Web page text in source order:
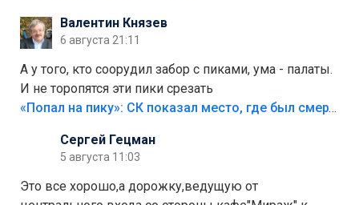
Валентин Князев
6 августа 21:11
А у того, кто соорудил забор с пиками, ума - палаты.
И не торопятся эти пики срезать
«Попал на пику»: СК показал место, где был смертельно травмирован ребенок в Тольятти
Сергей Гецман
5 августа 11:03
Это все хорошо,а дорожку,ведущую от